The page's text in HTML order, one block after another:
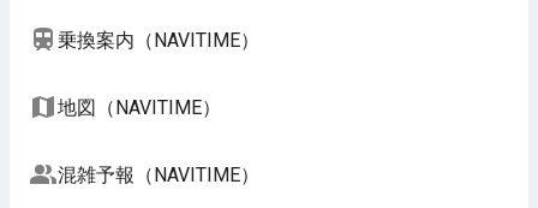
乗換案内（NAVITIME）
地図（NAVITIME）
混雑予報（NAVITIME）